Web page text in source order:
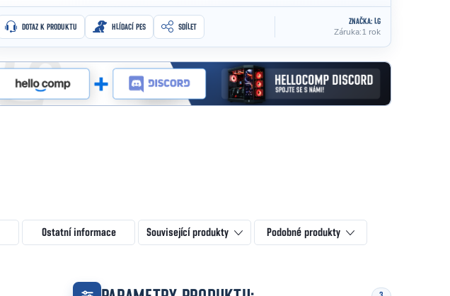
Měrná cena:
DOTAZ K PRODUKTU HLÍDACÍ PES SDÍLET
ZNAČKA: LG
Záruka:1 rok
Ostatní informace Související produkty Podobné produkty